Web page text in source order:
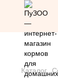
Скидка 20%
Каталог